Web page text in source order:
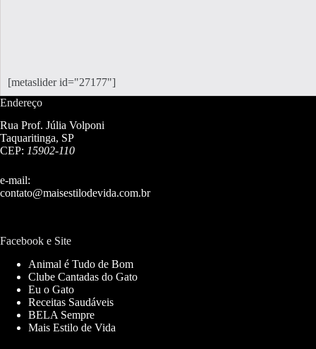
[metaslider id="27177"]
Endereço
Rua Prof. Júlia Volponi
Taquaritinga, SP
CEP: 15902-110
e-mail:
contato@maisestilodevida.com.br
Facebook e Site
Animal é Tudo de Bom
Clube Cantadas do Gato
Eu o Gato
Receitas Saudáveis
BELA Sempre
Mais Estilo de Vida